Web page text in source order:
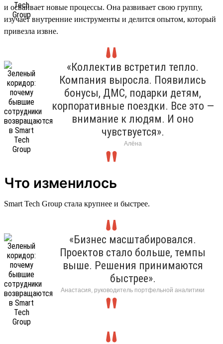
и осваивает новые процессы. Она развивает свою группу,
изучает внутренние инструменты и делится опытом, который
привезла извне.
«Коллектив встретил тепло.
Компания выросла. Появились
бонусы, ДМС, подарки детям,
корпоративные поездки. Все это —
внимание к людям. И оно
чувствуется».
Алёна
Что изменилось
Smart Tech Group стала крупнее и быстрее.
«Бизнес масштабировался.
Проектов стало больше, темпы
выше. Решения принимаются
быстрее».
Анастасия, руководитель портфельной аналитики